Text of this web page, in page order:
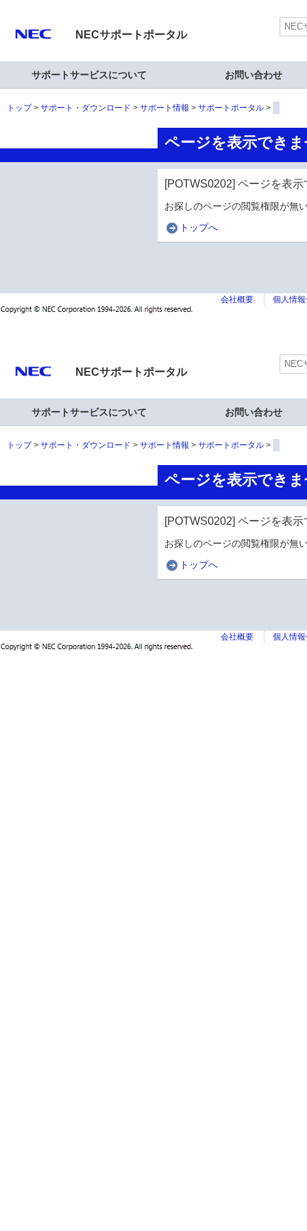
NECサポートポータル
サポートサービスについて お問い合わせ
トップ サポート・ダウンロード サポート情報 サポートポータル
ページを表示でき
[POTWS0202] ページを表
お探しのページの閲覧権限が無
トップへ
会社概要 個人情
NECサポートポータル
サポートサービスについて お問い合わせ
トップ サポート・ダウンロード サポート情報 サポートポータル
ページを表示でき
[POTWS0202] ページを表
お探しのページの閲覧権限が無
トップへ
会社概要 個人情